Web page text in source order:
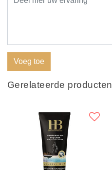
Voeg toe
Gerelateerde producten